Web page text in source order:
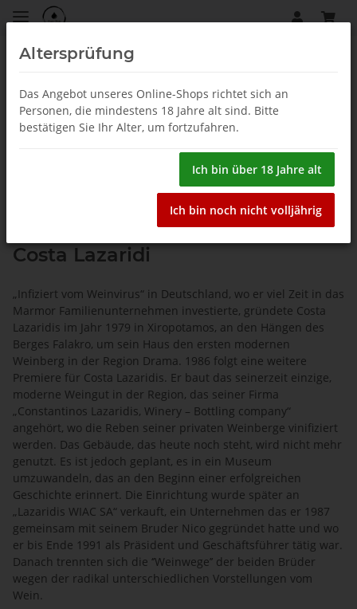
Costa Lazaridi
„Infiziert vom Weinvirus“ in Deutschland, wo er viel Zeit in das
Marmor Familienunternehmen investierte, gründete Costa
Lazaridis im Jahr 1979 in Xiropotamos, an den Hängen des
Berges Falakro, um sein Haus den ersten modernen
Weinberg in der Region Drama. 1986 folgt eine weitere
Premiere für Costa Lazaridis. Er baut das seinerzeit einzige,
moderne Weingut in der Region, das seiner Firma
„Constantinos Lazaridis, Winery – Bottling company“
angehört, wo die Reben seiner privaten Weinberge vinifiziert
werden. Das Gebäude, das heute noch steht, wird nicht mehr
genutzt. Es ist jedoch geplant, es in ein Museum
umzuwandeln, das an den Beginn einer erfolgreichen
Geschichte erinnert. Die Einrichtung wurde später an
„Lazaridis WIAC SA“ verkauft, ein Unternehmen das er 1987
gemeinsam mit seinem Bruder Nico gegründet hatte und wo
er bis Ende 1991 als Präsident und Geschäftsführer tätig war.
Danach trennten sich die ‘’Weinwege’’ der beiden Brüder
wegen der radikal unterschiedlichen Vorstellungen vom
Wein.
Altersprüfung
Das Angebot unseres Online-Shops richtet sich an
Personen, die mindestens 18 Jahre alt sind. Bitte
bestätigen Sie Ihr Alter, um fortzufahren.
Ich bin über 18 Jahre alt
Ich bin noch nicht volljährig